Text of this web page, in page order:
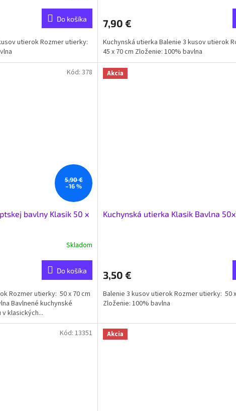
Do košíka
utierok Rozmer utierky:
7,90 €
Kuchynská utierka Balenie 3 kusov utierok
45 x 70 cm Zloženie: 100% bavlna
5,90 €
–16 %
bavlny Klasik 50 x
Skladom
Do košíka
Rozmer utierky: 50 x 70 cm
Bavlnené kuchynské
klasických...
Kód:378 Akcia
Kuchynská utierka Klasik Bavlna
3,50 €
Balenie 3 kusov utierok Rozmer utierky: 50
Zloženie: 100% bavlna
Kód:13351 Akcia